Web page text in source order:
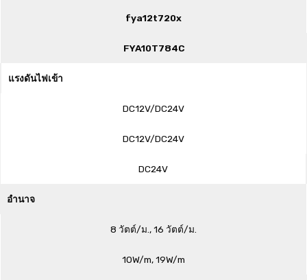
fya12t720x
FYA10T784C
แรงดันไฟเข้า
DC12V/DC24V
DC12V/DC24V
DC24V
อำนาจ
8 วัตต์/ม., 16 วัตต์/ม.
10W/m, 19W/m